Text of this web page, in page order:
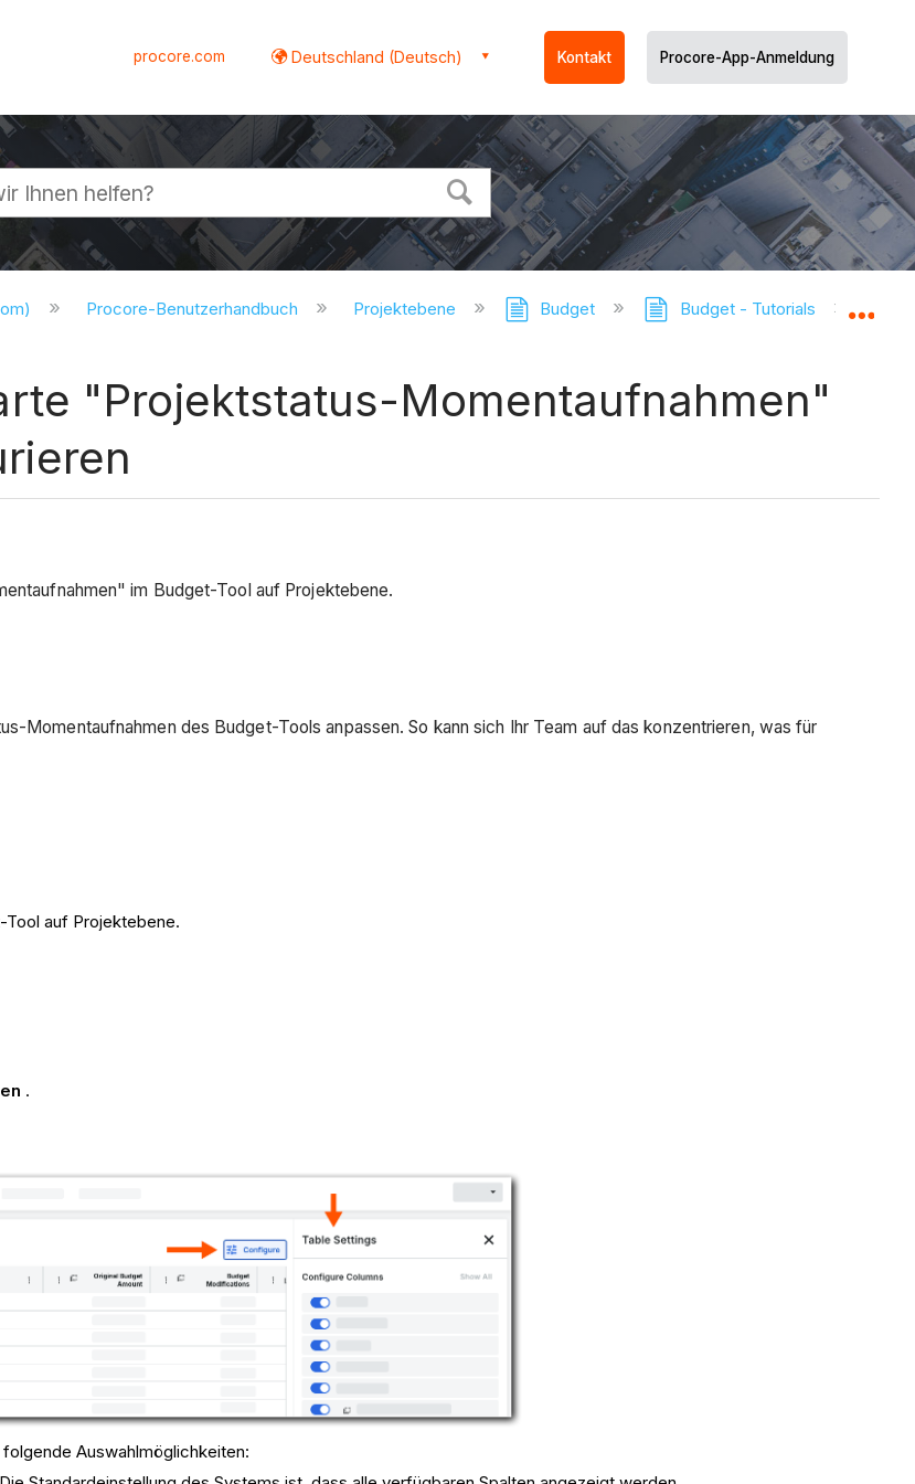
procore.com Deutschland (Deutsch) Kontakt Procore-App-Anmeldung
Procore-Benutzerhandbuch Projektebene Budget Budget - Tutorials
"Projektstatus-Momentaufnahmen"
im Budget-Tool auf Projektebene.
Momentaufnahmen des Budget-Tools anpassen. So kann sich Ihr Team auf das konzentrieren, was für
auf Projektebene.
.
Auswahlmöglichkeiten: